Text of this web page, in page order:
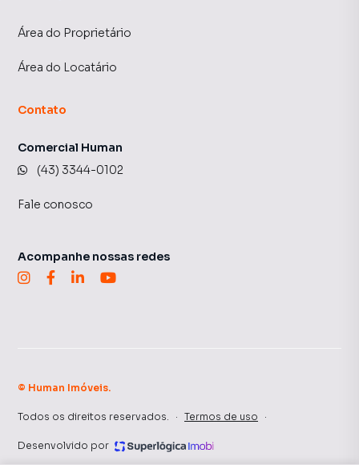
Área do Proprietário
Área do Locatário
Contato
Comercial Human
(43) 3344-0102
Fale conosco
Acompanhe nossas redes
© Human Imóveis.
Todos os direitos reservados. · Termos de uso ·
Desenvolvido por